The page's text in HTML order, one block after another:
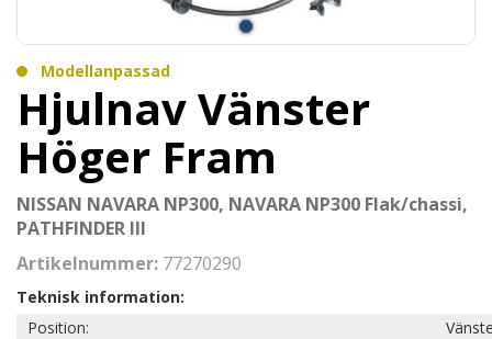
Modellanpassad
Hjulnav Vänster
Höger Fram
NISSAN NAVARA NP300, NAVARA NP300 Flak/chassi,
PATHFINDER III
Artikelnummer: 77270290
Teknisk information:
Position: